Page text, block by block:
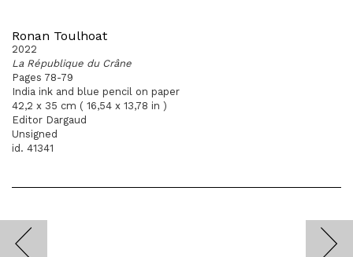
Ronan Toulhoat
2022
La République du Crâne
Pages 78-79
India ink and blue pencil on paper
42,2 x 35 cm ( 16,54 x 13,78 in )
Editor Dargaud
Unsigned
id. 41341